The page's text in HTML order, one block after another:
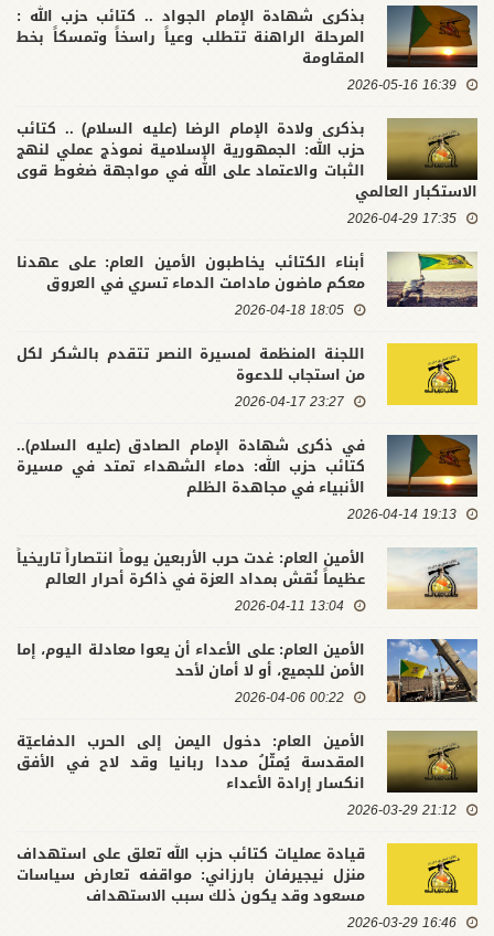
بذكرى شهادة الإمام الجواد .. كتائب حزب الله :
المرحلة الراهنة تتطلب وعياً راسخاً وتمسكاً بخط
المقاومة
16:39 2026-05-16
بذكرى ولادة الإمام الرضا (عليه السلام) .. كتائب
حزب الله: الجمهورية الإسلامية نموذج عملي لنهج
الثبات والاعتماد على الله في مواجهة ضغوط قوى
الاستكبار العالمي
17:35 2026-04-29
أبناء الكتائب يخاطبون الأمين العام: على عهدنا
معكم ماضون مادامت الدماء تسري في العروق
18:05 2026-04-18
اللجنة المنظمة لمسيرة النصر تتقدم بالشكر لكل
من استجاب للدعوة
23:27 2026-04-17
في ذكرى شهادة الإمام الصادق (عليه السلام)..
كتائب حزب الله: دماء الشهداء تمتد في مسيرة
الأنبياء في مجاهدة الظلم
19:13 2026-04-14
الأمين العام: غدت حرب الأربعين يوماً انتصاراً تاريخياً
عظيماً نُقش بمداد العزة في ذاكرة أحرار العالم
13:04 2026-04-11
الأمين العام: على الأعداء أن يعوا معادلة اليوم، إما
الأمن للجميع، أو لا أمان لأحد
00:22 2026-04-06
الأمين العام: دخول اليمن إلى الحرب الدفاعيّة
المقدسة يُمثّلُ مددا ربانيا وقد لاح في الأفق
انكسار إرادة الأعداء
21:12 2026-03-29
قيادة عمليات كتائب حزب الله تعلق على استهداف
منزل نيجيرفان بارزاني: مواقفه تعارض سياسات
مسعود وقد يكون ذلك سبب الاستهداف
16:46 2026-03-29